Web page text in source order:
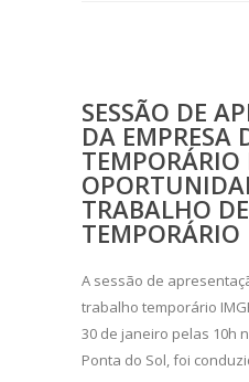
SESSÃO DE
DA EMPRESA
TEMPORÁRIO
TRABALHO DE
TEMPORÁRIO
A sessão de
trabalho temporário
30 de janeiro pelas 10h
Ponta do Sol, foi